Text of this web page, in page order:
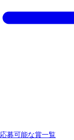
応募可能な賞一覧